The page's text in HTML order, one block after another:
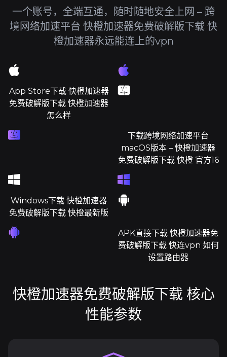
一个账号，全端互通，随时随地安全上网 – 跨
境网络加速平台 快橙加速器免费破解版下载 快
橙加速器永远能连上的vpn
App Store下载 快橙加速器
免费破解版下载 快橙加速器
怎么样
下载跨境网络加速平台
macOS版本 – 快橙加速器
免费破解版下载 快橙 官方16
Windows下载 快橙加速器
免费破解版下载 快橙最新版
APK直接下载 快橙加速器免
费破解版下载 快连vpn 如何
设置路由器
快橙加速器免费破解版下载 核心
性能参数